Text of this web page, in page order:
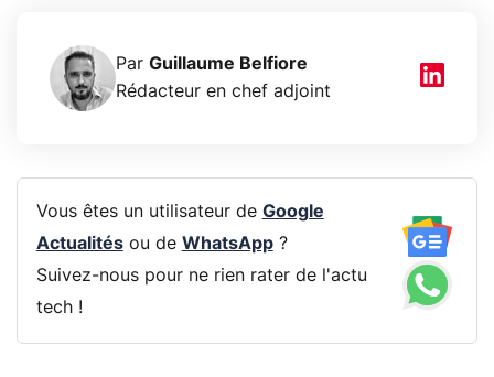
Par Guillaume Belfiore
Rédacteur en chef adjoint
Vous êtes un utilisateur de Google
Actualitésou de WhatsApp?
Suivez-nous pour ne rien rater de l'actu
tech !